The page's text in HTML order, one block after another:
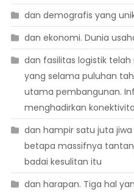
dan demografis yang
dan ekonomi. Dunia
dan fasilitas logistik
yang selama puluhan
utama pembangunan.
menghadirkan
dan hampir satu juta
betapa massifnya
badai kesulitan itu
dan harapan. Tiga hal